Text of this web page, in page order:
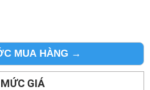
MUA HÀNG →
GIÁ